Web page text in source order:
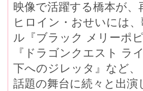
映像で活躍する橋本が
ヒロイン・おせいには
ル『ブラック メリーポピ
『ドラゴンクエスト ラ
下へのジレッタ』など、
話題の舞台に続々と出